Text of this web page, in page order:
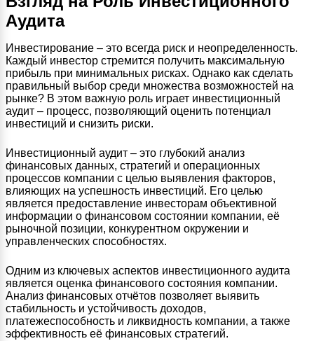
Аудита
Инвестирование – это всегда риск и неопределенность.
Каждый инвестор стремится получить максимальную
прибыль при минимальных рисках. Однако как сделать
правильный выбор среди множества возможностей на
рынке? В этом важную роль играет инвестиционный
аудит – процесс, позволяющий оценить потенциал
инвестиций и снизить риски.
Инвестиционный аудит – это глубокий анализ
финансовых данных, стратегий и операционных
процессов компании с целью выявления факторов,
влияющих на успешность инвестиций. Его целью
является предоставление инвесторам объективной
информации о финансовом состоянии компании, её
рыночной позиции, конкурентном окружении и
управленческих способностях.
Одним из ключевых аспектов инвестиционного аудита
является оценка финансового состояния компании.
Анализ финансовых отчётов позволяет выявить
стабильность и устойчивость доходов,
платежеспособность и ликвидность компании, а также
эффективность её финансовых стратегий.